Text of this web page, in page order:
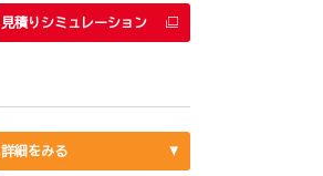
見積りシミュレーション
詳細をみる